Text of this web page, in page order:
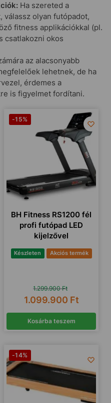
Ha szereted a
válassz olyan futópadot,
fitness applikációkkal (pl.
csatlakozni okos
az alacsonyabb
lehetnek, de ha
érdemes a
is figyelmet fordítani.
-15%
BH Fitness RS1200 fél
profi futópad LED
kijelzővel
Készleten Akciós termék
1.299.900Ft
1.099.900 Ft
Kosárba teszem
-14%